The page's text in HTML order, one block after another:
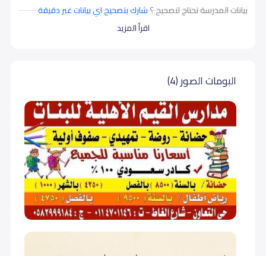
اقرأ المزيد
بيانات المدرسة تحتاج لتصحيح ؟شارك بتصحيح اي بيانات غير دقيقة
البومات الصور (4)